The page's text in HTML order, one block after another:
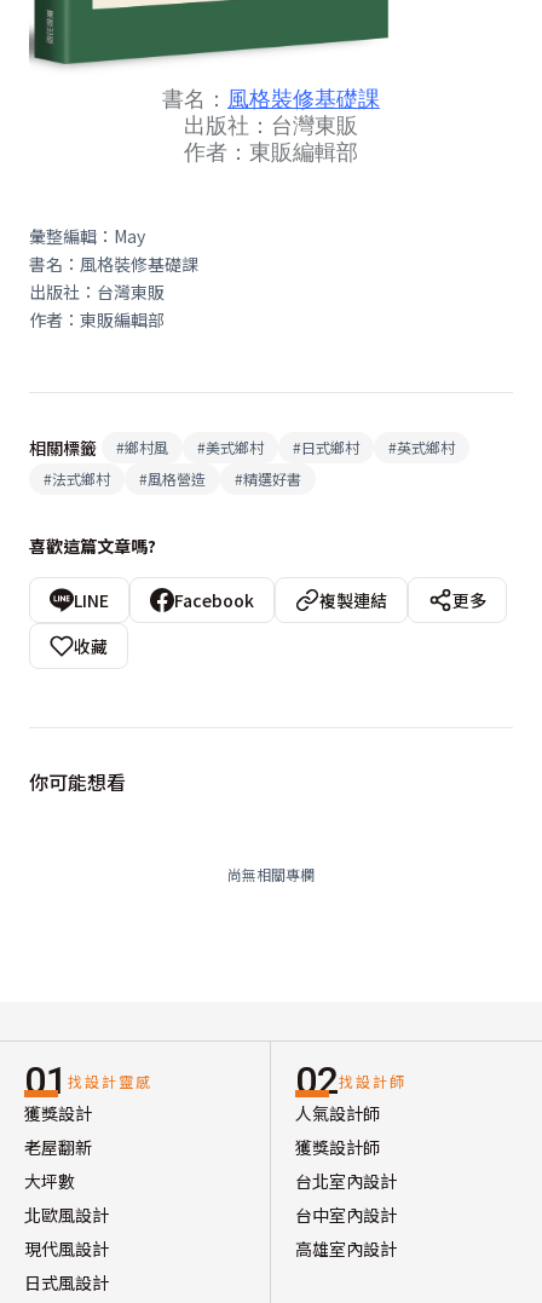
書名： 風格裝修基礎課
出版社：台灣東販
作者：東販編輯部
彙整編輯：May
書名：風格裝修基礎課
出版社：台灣東販
作者：東販編輯部
相關標籤 #鄉村風 #美式鄉村 #日式鄉村 #英式鄉村
#法式鄉村 #風格營造 #精選好書
喜歡這篇文章嗎?
LINE Facebook 複製連結
更多
收藏
你可能想看
尚無相關專欄
01 找設計靈感
獲獎設計
老屋翻新
大坪數
北歐風設計
現代風設計
日式風設計
02找設計師
人氣設計師
獲獎設計師
台北室內設計
台中室內設計
高雄室內設計